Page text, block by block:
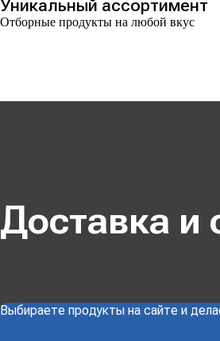
Уникальный ассортимент
Отборные продукты на любой вкус
Доставка и
Выбираете продукты на сайте и